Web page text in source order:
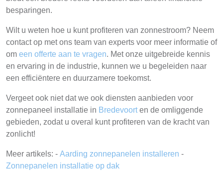
besparingen.
Wilt u weten hoe u kunt profiteren van zonnestroom? Neem
contact op met ons team van experts voor meer informatie of
om een offerte aan te vragen. Met onze uitgebreide kennis
en ervaring in de industrie, kunnen we u begeleiden naar
een efficiëntere en duurzamere toekomst.
Vergeet ook niet dat we ook diensten aanbieden voor
zonnepaneel installatie in Bredevoorten de omliggende
gebieden, zodat u overal kunt profiteren van de kracht van
zonlicht!
Meer artikels: - Aarding zonnepanelen installeren -
Zonnepanelen installatie op dak